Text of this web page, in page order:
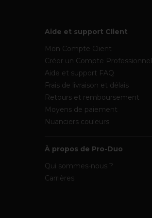
Aide et support Client
Mon Compte Client
Créer un Compte Professionnel
Aide et support FAQ
Frais de livraison et délais
Retours et remboursement
Moyens de paiement
Nuanciers couleurs
À propos de Pro-Duo
Qui sommes-nous ?
Carrières